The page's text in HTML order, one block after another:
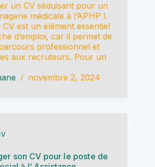
un CV séduisant pour un
médicale à l’APHP I.
est un élément essentiel
d’emploi, car il permet de
professionnel et
aux recruteurs. Pour un
novembre 2, 2024
son CV pour le poste de